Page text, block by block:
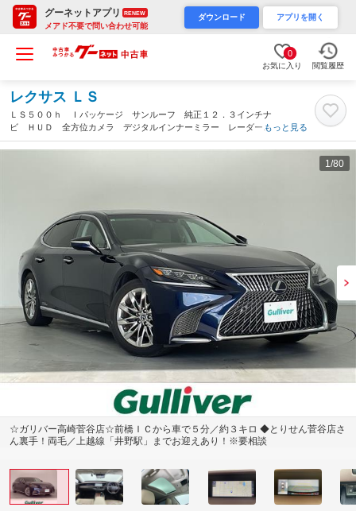
グーネットアプリ RENEW
メアド不要で問い合わせ可能
ダウンロード アプリを開く
0
お気に入り 閲覧履歴
レクサス ＬＳ
ＬＳ５００ｈ Ｉパッケージ サンルーフ 純正１２．３インチナ
ビ ＨＵＤ 全方位カメラ デジタルインナーミラー レーダーク
ルーズコントロール レザーシート パワーシート シートヒータ
ーエアシート ビルトインＥＴＣ ドラレコ ＢＳＭ（群馬県）
もっと見る
1 /80
☆ガリバー高崎菅谷店☆前橋ＩＣから車で５分／約３キロ ◆とりせん菅谷店さ
ん裏手！両毛／上越線「井野駅」までお迎えあり！※要相談